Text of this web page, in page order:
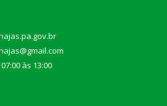
às 13:00